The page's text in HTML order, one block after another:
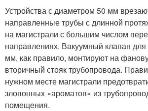
Устройства с диаметром 50 мм
направленные трубы с длинной
на магистрали с большим числом
направлениях. Вакуумный клапан для
мм, как правило, монтируют на
вторичный стояк трубопровода.
нужном месте магистрали
зловонных «ароматов» из
помещения.